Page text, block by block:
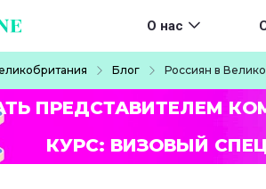
Main navigation
О нас
Блог Россиян в
ПРЕДСТАВИТЕЛЕМ
КУРС: ВИЗОВЫЙ